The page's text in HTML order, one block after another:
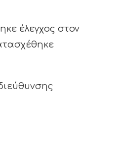
έλεγχος στον